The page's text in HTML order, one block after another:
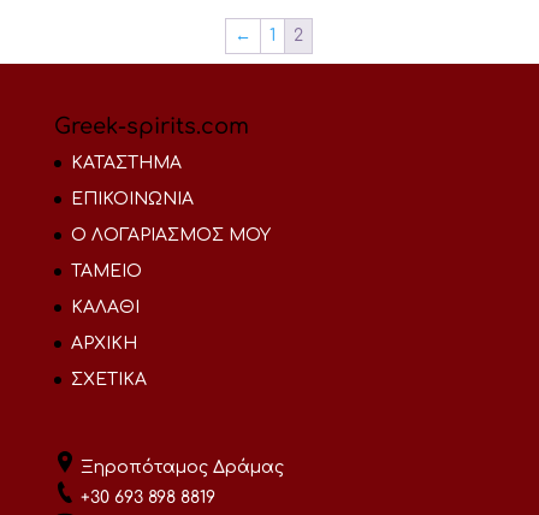
← 1 2
Greek-spirits.com
ΚΑΤΑΣΤΗΜΑ
ΕΠΙΚΟΙΝΩΝΙΑ
Ο ΛΟΓΑΡΙΑΣΜΟΣ ΜΟΥ
ΤΑΜΕΙΟ
ΚΑΛΑΘΙ
ΑΡΧΙΚΗ
ΣΧΕΤΙΚΑ
Ξηροπόταμος Δράμας
+30 693 898 8819